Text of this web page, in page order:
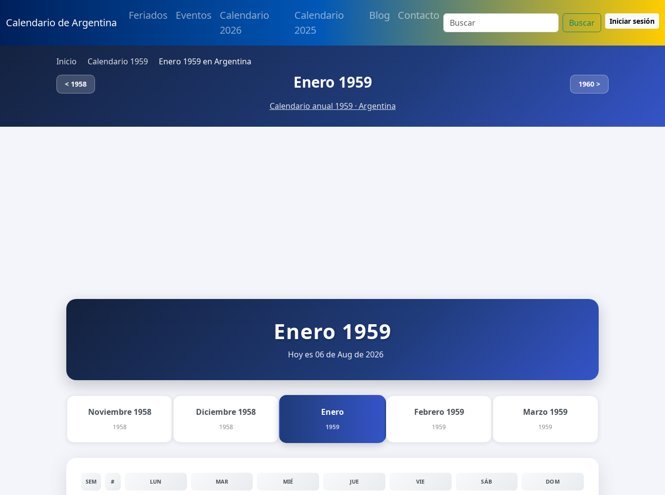
Calendario de Argentina
Feriados Eventos
Calendario
2026
Calendario
2025
Blog Contacto
Buscar Iniciar sesión
Inicio Calendario 1959 Enero 1959 en Argentina
< 1958 Enero 1959 1960 >
Calendario anual 1959 · Argentina
Enero 1959
Hoy es 06 de Aug de 2026
Noviembre 1958
1958
Diciembre 1958
1958
Enero
1959
Febrero 1959
1959
Marzo 1959
1959
SEM # LUN MAR MIÉ JUE VIE SÁB DOM